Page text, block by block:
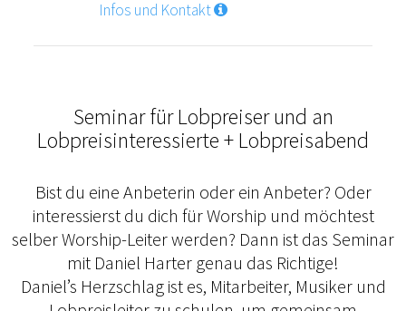
Infos und Kontakt
Seminar für Lobpreiser und an
Lobpreisinteressierte + Lobpreisabend
Bist du eine Anbeterin oder ein Anbeter? Oder
interessierst du dich für Worship und möchtest
selber Worship-Leiter werden? Dann ist das Seminar
mit Daniel Harter genau das Richtige!
Daniel’s Herzschlag ist es, Mitarbeiter, Musiker und